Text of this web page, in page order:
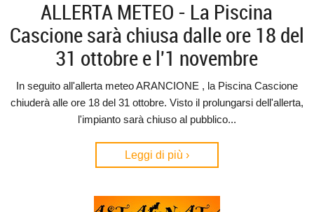
ALLERTA METEO - La Piscina
Cascione sarà chiusa dalle ore 18 del
31 ottobre e l'1 novembre
In seguito all'allerta meteo ARANCIONE , la Piscina Cascione
chiuderà alle ore 18 del 31 ottobre. Visto il prolungarsi dell'allerta,
l'impianto sarà chiuso al pubblico...
Leggi di più ›